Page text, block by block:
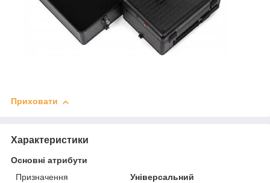
Приховати
Характеристики
Основні атрибути
Призначення
Універсальний